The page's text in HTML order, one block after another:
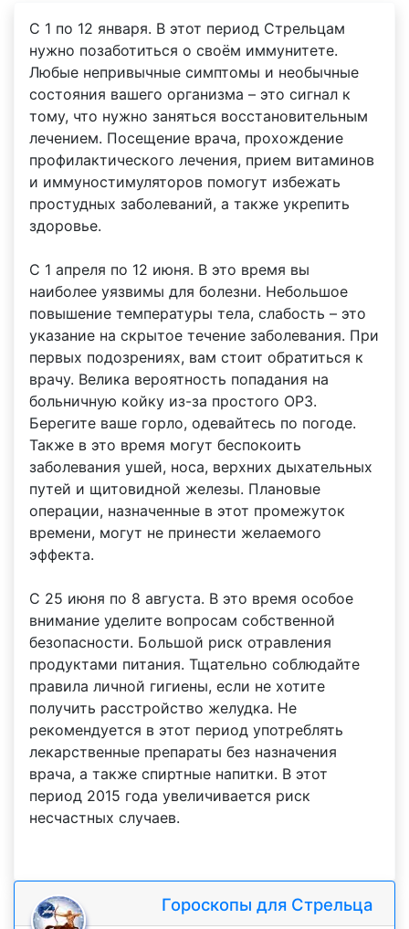
С 1 по 12 января. В этот период Стрельцам
нужно позаботиться о своём иммунитете.
Любые непривычные симптомы и необычные
состояния вашего организма – это сигнал к
тому, что нужно заняться восстановительным
лечением. Посещение врача, прохождение
профилактического лечения, прием витаминов
и иммуностимуляторов помогут избежать
простудных заболеваний, а также укрепить
здоровье.
С 1 апреля по 12 июня. В это время вы
наиболее уязвимы для болезни. Небольшое
повышение температуры тела, слабость – это
указание на скрытое течение заболевания. При
первых подозрениях, вам стоит обратиться к
врачу. Велика вероятность попадания на
больничную койку из-за простого ОРЗ.
Берегите ваше горло, одевайтесь по погоде.
Также в это время могут беспокоить
заболевания ушей, носа, верхних дыхательных
путей и щитовидной железы. Плановые
операции, назначенные в этот промежуток
времени, могут не принести желаемого
эффекта.
С 25 июня по 8 августа. В это время особое
внимание уделите вопросам собственной
безопасности. Большой риск отравления
продуктами питания. Тщательно соблюдайте
правила личной гигиены, если не хотите
получить расстройство желудка. Не
рекомендуется в этот период употреблять
лекарственные препараты без назначения
врача, а также спиртные напитки. В этот
период 2015 года увеличивается риск
несчастных случаев.
Гороскопы для Стрельца